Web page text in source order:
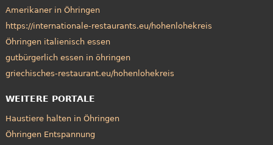
Amerikaner in Öhringen
https://internationale-restaurants.eu/hohenlohekreis
Öhringen italienisch essen
gutbürgerlich essen in öhringen
griechisches-restaurant.eu/hohenlohekreis
WEITERE PORTALE
Haustiere halten in Öhringen
Öhringen Entspannung